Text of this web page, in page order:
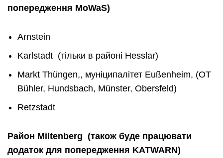
попередження MoWaS)
Arnstein
Karlstadt (тільки в районі Hesslar)
Markt Thüngen,, муніципалітет Eußenheim, (OT
Bühler, Hundsbach, Münster, Obersfeld)
Retzstadt
Район Miltenberg (також буде працювати
додаток для попередження KATWARN)